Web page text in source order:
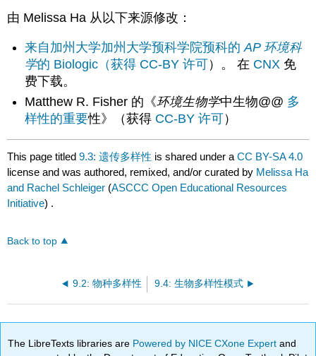
由 Melissa Ha 从以下来源修改：
来自加州大学加州大学预科学院预科的AP 环境科
学的 Biologic（获得 CC-BY 许可）。 在 CNX 免
费下载。
Matthew R. Fisher 的《环境生物学中生物@@ 多
样性的重要性》（获得 CC-BY 许可）
This page titled9.3: 遗传多样性 is shared under aCC BY-SA 4.0
license and was authored, remixed, and/or curated by Melissa Ha
and Rachel Schleiger (ASCCC Open Educational Resources
Initiative) .
Back to top
9.2: 物种多样性 9.4: 生物多样性模式
The LibreTexts libraries are Powered by NICE CXone Expertand